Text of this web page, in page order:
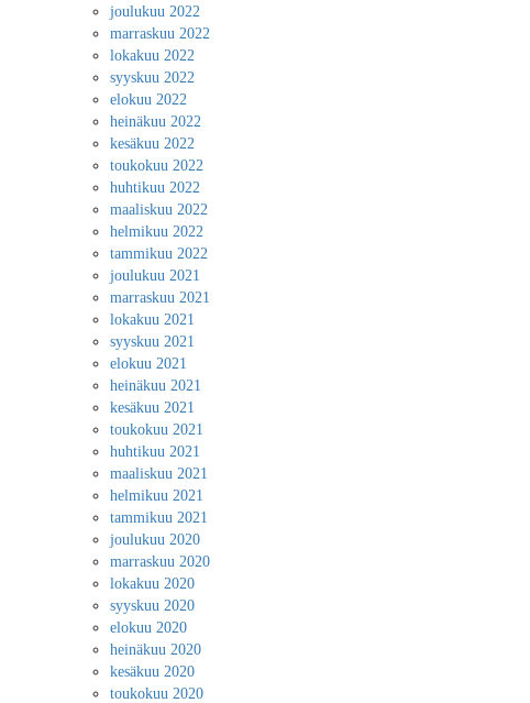
joulukuu 2022
marraskuu 2022
lokakuu 2022
syyskuu 2022
elokuu 2022
heinäkuu 2022
kesäkuu 2022
toukokuu 2022
huhtikuu 2022
maaliskuu 2022
helmikuu 2022
tammikuu 2022
joulukuu 2021
marraskuu 2021
lokakuu 2021
syyskuu 2021
elokuu 2021
heinäkuu 2021
kesäkuu 2021
toukokuu 2021
huhtikuu 2021
maaliskuu 2021
helmikuu 2021
tammikuu 2021
joulukuu 2020
marraskuu 2020
lokakuu 2020
syyskuu 2020
elokuu 2020
heinäkuu 2020
kesäkuu 2020
toukokuu 2020